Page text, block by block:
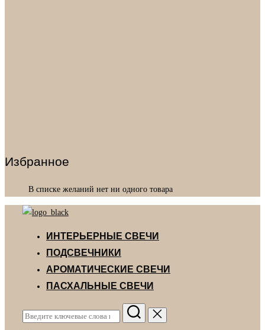
Избранное
В списке желаний нет ни одного товара
Перейти
содержимомуИНТЕРЬЕРНЫЕ СВЕЧИ
ПОДСВЕЧНИКИ
АРОМАТИЧЕСКИЕ СВЕЧИ
ПАСХАЛЬНЫЕ СВЕЧИ
Поиск
по: